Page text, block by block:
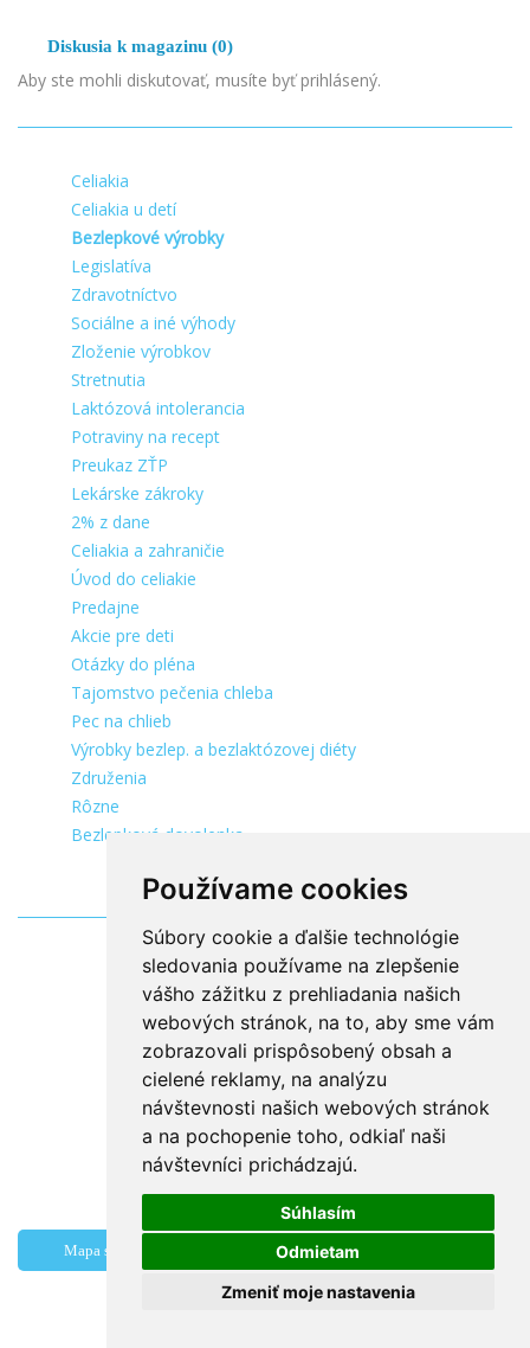
Používame cookies
Súbory cookie a ďalšie technológie
sledovania používame na zlepšenie
vášho zážitku z prehliadania našich
webových stránok, na to, aby sme vám
zobrazovali prispôsobený obsah a
cielené reklamy, na analýzu
návštevnosti našich webových stránok
a na pochopenie toho, odkiaľ naši
návštevníci prichádzajú.
Súhlasím
Odmietam
Zmeniť moje nastavenia
Diskusia k magazinu (0)
Aby ste mohli diskutovať, musíte byť prihlásený.
Celiakia
Celiakia u detí
Bezlepkové výrobky
Legislatíva
Zdravotníctvo
Sociálne a iné výhody
Zloženie výrobkov
Stretnutia
Laktózová intolerancia
Potraviny na recept
Preukaz ZŤP
Lekárske zákroky
2% z dane
Celiakia a zahraničie
Úvod do celiakie
Predajne
Akcie pre deti
Otázky do pléna
Tajomstvo pečenia chleba
Pec na chlieb
Výrobky bezlep. a bezlaktózovej diéty
Združenia
Rôzne
Bezlepková dovolenka
Mapa stránok Information for visitors